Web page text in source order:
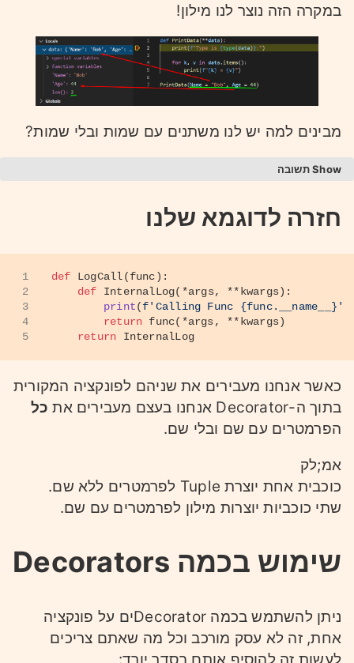
במקרה הזה נוצר לנו מילון!
מבינים למה יש לנו משתנים עם שמות ובלי שמות?
תשובה
שם.
אך כאשר אנחנו קוראים לפונקציה ככה:
PrintData(Name = "Bob" , Age = 44)
1
2
Name : Bob
Age  : 44
חזרה לדוגמא שלנו
1
2
3
4
5
def LogCall(func):
def
InternalLog( *args, **kwargs):
print(f'Calling Func {func.__name__} '
return func(*args, **kwargs)
return InternalLog
כאשר אנחנו מעבירים את שניהם לפונקציה המקורית
בתוך ה-Decorator אנחנו בעצם מעבירים את
כל
הפרמטרים עם שם ובלי שם.
אמ;לק
כוכבית אחת יוצרת Tuple לפרמטרים ללא שם.
שתי כוכביות יוצרות מילון לפרמטרים עם שם.
שימוש בכמה Decorators
ניתן להשתמש בכמה Decoratorים על פונקציה
אחת, זה לא עסק מורכב וכל מה שאתם צריכים
לעשות זה להוסיף אותם בסדר יורד: